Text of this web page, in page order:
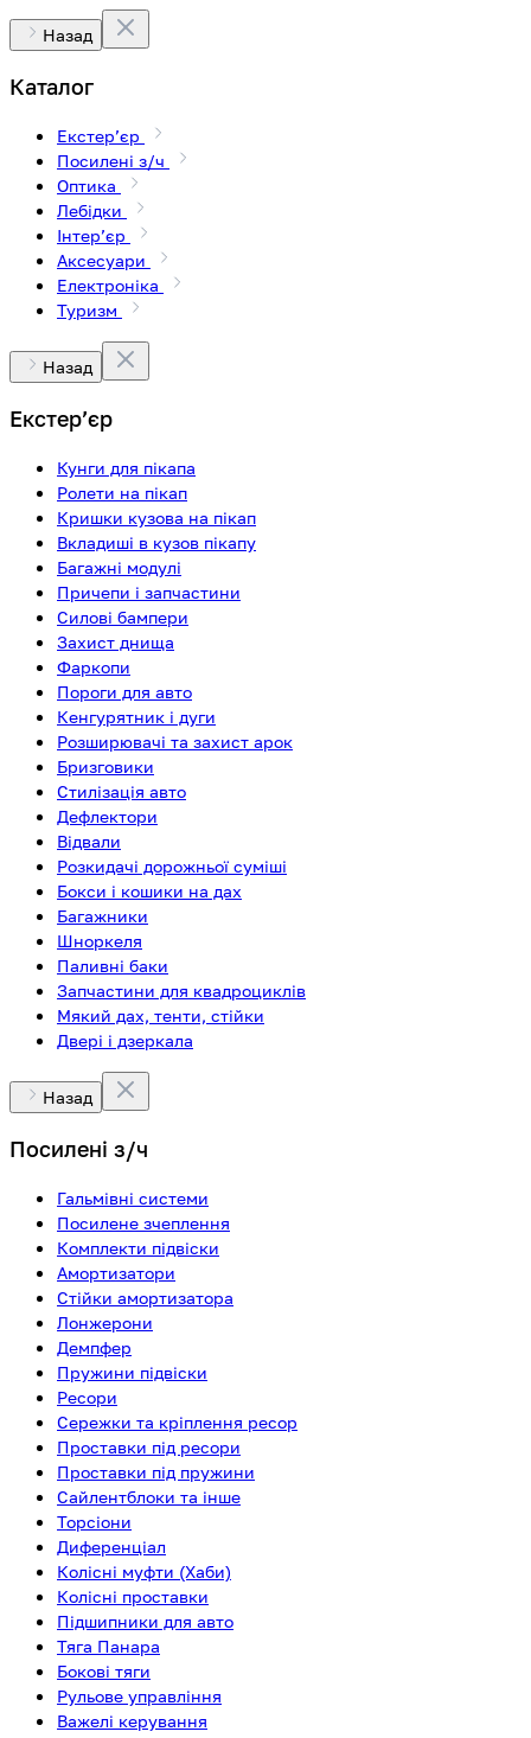
Назад
Каталог
Екстерʼєр
Посилені з/ч
Оптика
Лебідки
Інтерʼєр
Аксесуари
Електроніка
Туризм
Назад
Екстерʼєр
Кунги для пікапа
Ролети на пікап
Кришки кузова на пікап
Вкладиші в кузов пікапу
Багажні модулі
Причепи і запчастини
Силові бампери
Захист днища
Фаркопи
Пороги для авто
Кенгурятник і дуги
Розширювачі та захист арок
Бризговики
Стилізація авто
Дефлектори
Відвали
Розкидачі дорожньої суміші
Бокси і кошики на дах
Багажники
Шноркеля
Паливні баки
Запчастини для квадроциклів
Мякий дах, тенти, стійки
Двері і дзеркала
Назад
Посилені з/ч
Гальмівні системи
Посилене зчеплення
Комплекти підвіски
Амортизатори
Стійки амортизатора
Лонжерони
Демпфер
Пружини підвіски
Ресори
Сережки та кріплення ресор
Проставки під ресори
Проставки під пружини
Сайлентблоки та інше
Торсіони
Диференціал
Колісні муфти (Хаби)
Колісні проставки
Підшипники для авто
Тяга Панара
Бокові тяги
Рульове управління
Важелі керування